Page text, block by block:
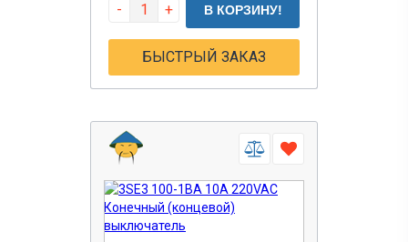
- + В КОРЗИНУ!
БЫСТРЫЙ ЗАКАЗ